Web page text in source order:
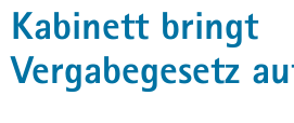
e
r
g
r
h
a
t
e
Kabinett bringt
Vergabegesetz